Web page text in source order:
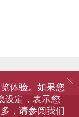
体验。如果您
设定，表示您
，请参阅我们